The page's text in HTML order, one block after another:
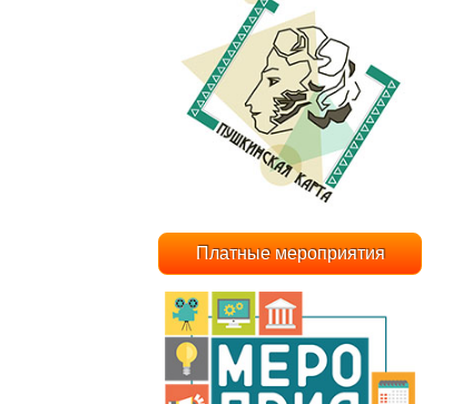
Платные мероприятия